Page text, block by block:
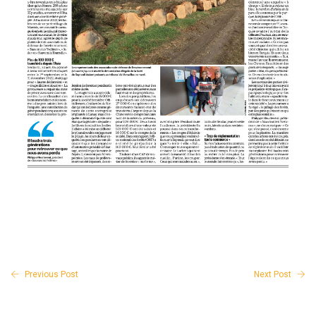
Previous Post Next Post